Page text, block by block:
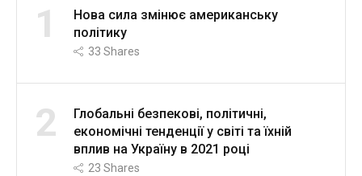
1
Нова сила змінює американську
політику
33 Shares
2
Глобальні безпекові, політичні,
економічні тенденції у світі та їхній
вплив на Україну в 2021 році
23 Shares